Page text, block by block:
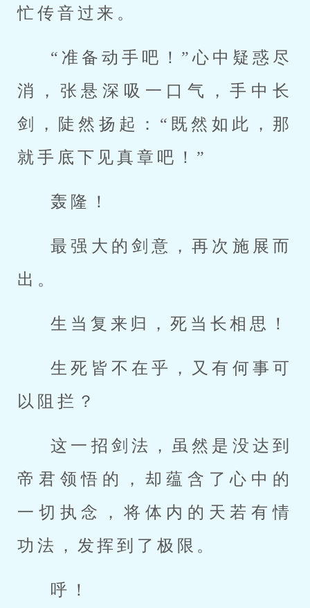
忙传音过来。
“准备动手吧！”心中疑惑尽
消，张悬深吸一口气，手中长
剑，陡然扬起：“既然如此，那
就手底下见真章吧！”
轰隆！
最强大的剑意，再次施展而
出。
生当复来归，死当长相思！
生死皆不在乎，又有何事可
以阻拦？
这一招剑法，虽然是没达到
帝君领悟的，却蕴含了心中的
一切执念，将体内的天若有情
功法，发挥到了极限。
呼！